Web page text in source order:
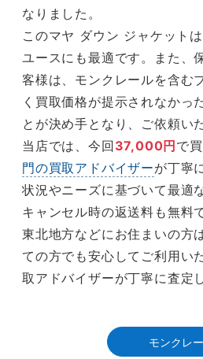
なりました。
このマヤ ダウン ジャケット
ユースにも最適です。また、
客様は、モンクレールを含む
く買取価格が提示されなかっ
とが決め手となり、ご依頼い
当店では、今回 37,000円 で
門の買取アドバイザーが丁寧
状況やニーズに基づいて最適
キャンセル時の返送料も無料
東北地方などにお住まいの方
ての方でも安心してご利用い
取アドバイザーが丁寧に査定
モンクレ